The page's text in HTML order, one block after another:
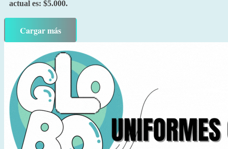
actual es: $5.000.
Cargar más